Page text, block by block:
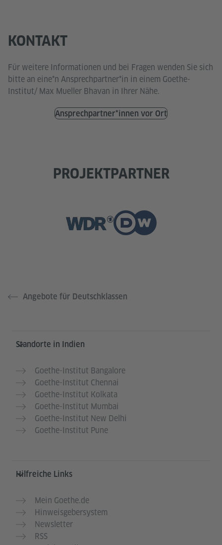
KONTAKT
Für weitere Informationen und bei Fragen wenden Sie sich
bitte an eine*n Ansprechpartner*in in einem Goethe-
Institut/ Max Mueller Bhavan in Ihrer Nähe.
Ansprechpartner*innen vor Ort
PROJEKTPARTNER
Angebote für Deutschklassen
Service- und Informationsbereich
Standorte in Indien
Goethe-Institut Bangalore
Goethe-Institut Chennai
Goethe-Institut Kolkata
Goethe-Institut Mumbai
Goethe-Institut New Delhi
Goethe-Institut Pune
Hilfreiche Links
Mein Goethe.de
Hinweisgebersystem
Newsletter
RSS